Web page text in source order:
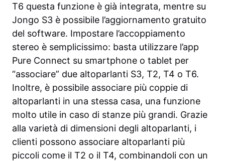
T6 questa funzione è già integrata, mentre su
Jongo S3 è possibile l’aggiornamento gratuito
del software. Impostare l’accoppiamento
stereo è semplicissimo: basta utilizzare l’app
Pure Connect su smartphone o tablet per
“associare” due altoparlanti S3, T2, T4 o T6.
Inoltre, è possibile associare più coppie di
altoparlanti in una stessa casa, una funzione
molto utile in caso di stanze più grandi. Grazie
alla varietà di dimensioni degli altoparlanti, i
clienti possono associare altoparlanti più
piccoli come il T2 o il T4, combinandoli con un